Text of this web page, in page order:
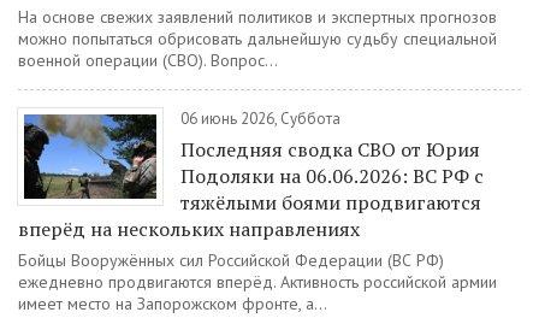
На основе свежих заявлений политиков и экспертных прогнозов
можно попытаться обрисовать дальнейшую судьбу специальной
военной операции (СВО). Вопрос...
06 июнь 2026, Суббота
Последняя сводка СВО от Юрия
Подоляки на 06.06.2026: ВС РФ с
тяжёлыми боями продвигаются
вперёд на нескольких направлениях
Бойцы Вооружённых сил Российской Федерации (ВС РФ)
ежедневно продвигаются вперёд. Активность российской армии
имеет место на Запорожском фронте, а...